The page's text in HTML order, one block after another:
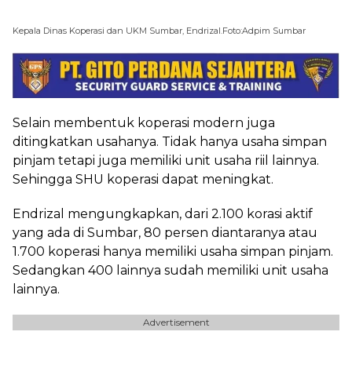
Kepala Dinas Koperasi dan UKM Sumbar, Endrizal.Foto:Adpim Sumbar
Selain membentuk koperasi modern juga
ditingkatkan usahanya. Tidak hanya usaha simpan
pinjam tetapi juga memiliki unit usaha riil lainnya.
Sehingga SHU koperasi dapat meningkat.
Endrizal mengungkapkan, dari 2.100 korasi aktif
yang ada di Sumbar, 80 persen diantaranya atau
1.700 koperasi hanya memiliki usaha simpan pinjam.
Sedangkan 400 lainnya sudah memiliki unit usaha
lainnya.
Advertisement